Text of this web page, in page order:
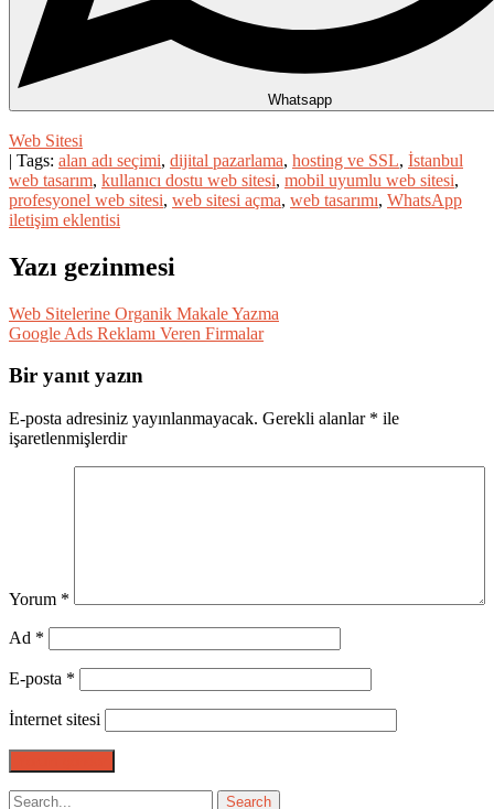
Whatsapp
Web Sitesi
| Tags: alan adı seçimi, dijital pazarlama, hosting ve SSL, İstanbul
web tasarım, kullanıcı dostu web sitesi, mobil uyumlu web sitesi,
profesyonel web sitesi, web sitesi açma, web tasarımı, WhatsApp
iletişim eklentisi
Yazı gezinmesi
Web Sitelerine Organik Makale Yazma
Google Ads Reklamı Veren Firmalar
Bir yanıt yazın
E-posta adresiniz yayınlanmayacak. Gerekli alanlar * ile
işaretlenmişlerdir
Yorum *
Ad *
E-posta *
İnternet sitesi